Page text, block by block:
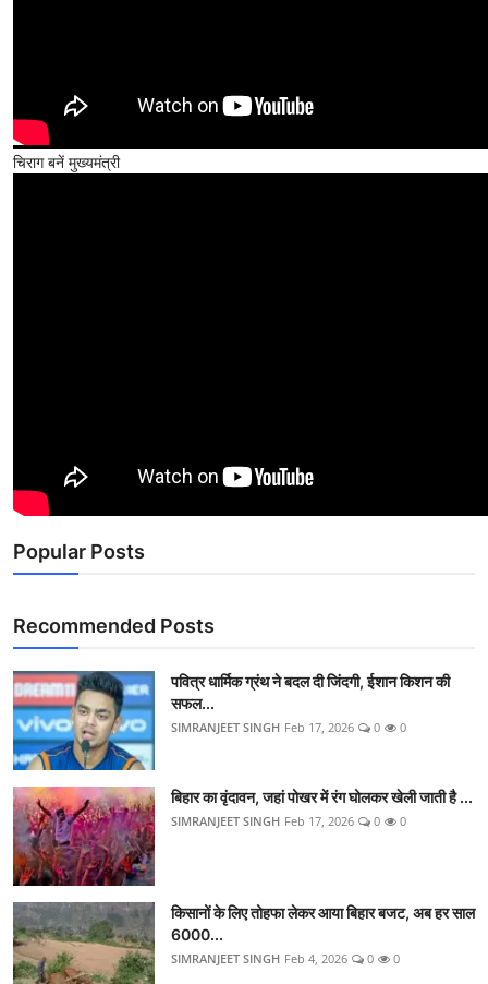
चिराग बनें मुख्यमंत्री
Popular Posts
Recommended Posts
पवित्र धार्मिक ग्रंथ ने बदल दी जिंदगी, ईशान किशन की
सफल...
SIMRANJEET SINGH Feb 17, 2026 0 0
बिहार का वृंदावन, जहां पोखर में रंग घोलकर खेली जाती है ...
SIMRANJEET SINGH Feb 17, 2026 0 0
किसानों के लिए तोहफा लेकर आया बिहार बजट, अब हर साल
6000...
SIMRANJEET SINGH Feb 4, 2026 0 0